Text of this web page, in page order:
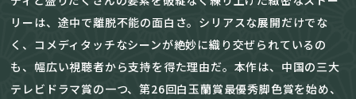
リーは、途中で離脱不能の面白さ。シリアスな展開だけでな
く、コメディタッチなシーンが絶妙に織り交ぜられているの
も、幅広い視聴者から支持を得た理由だ。本作は、中国の三大
テレビドラマ賞の一つ、第26回白玉蘭賞最優秀脚色賞を始め、